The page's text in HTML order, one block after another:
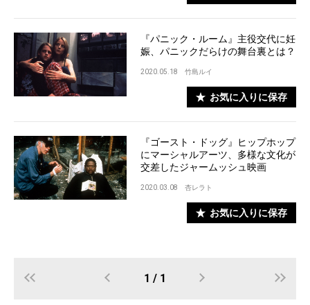
『パニック・ルーム』主役交代に妊
娠、パニックだらけの舞台裏とは？
2020.05.18 竹島ルイ
お気に入りに保存
『ゴースト・ドッグ』ヒップホップ
にマーシャルアーツ、多様な文化が
交差したジャームッシュ映画
2020.03.08 杏レラト
お気に入りに保存
1 / 1